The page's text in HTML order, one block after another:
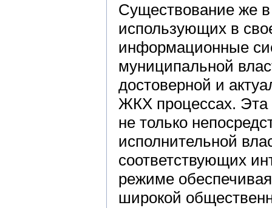
Существование же
использующих в
информационные
муниципальной
достоверной и
ЖКХ процессах.
не только
исполнительной
соответствующих
режиме
широкой